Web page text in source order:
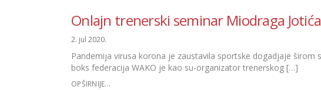
Onlajn trenerski seminar Miodraga Jotića
2. jul 2020.
Pandemija virusa korona je zaustavila sportske dogadjaje
boks federacija WAKO je kao su-organizator trenerskog […]
OPŠIRNIJE...